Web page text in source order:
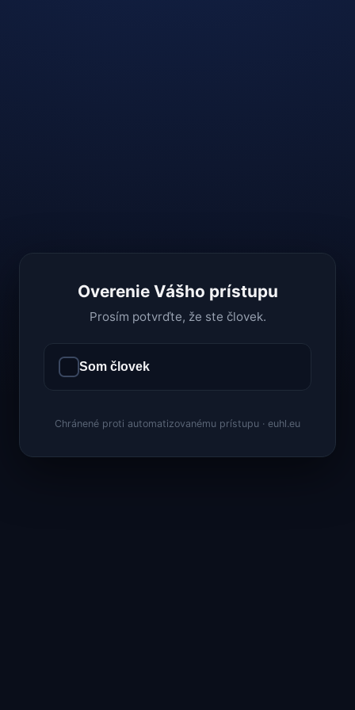
Overenie Vášho prístupu
Prosím potvrďte, že ste človek.
Som človek
Chránené proti automatizovanému prístupu · euhl.eu